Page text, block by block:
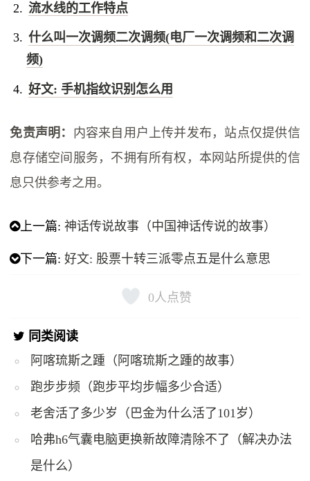
流水线的工作特点
什么叫一次调频二次调频(电厂一次调频和二次调
频)
好文: 手机指纹识别怎么用
免责声明： 内容来自用户上传并发布，站点仅提供信
息存储空间服务，不拥有所有权，本网站所提供的信
息只供参考之用。
上一篇:神话传说故事（中国神话传说的故事）
下一篇:好文: 股票十转三派零点五是什么意思
0人点赞
同类阅读
阿喀琉斯之踵（阿喀琉斯之踵的故事）
跑步步频（跑步平均步幅多少合适）
老舍活了多少岁（巴金为什么活了101岁）
哈弗h6气囊电脑更换新故障清除不了（解决办法
是什么）